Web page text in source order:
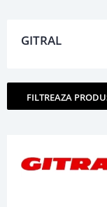
GITRAL
FILTREAZA